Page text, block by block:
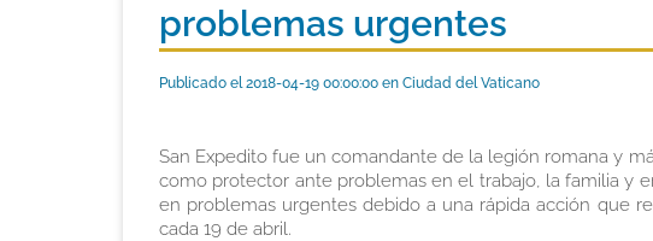
problemas urgentes
Publicado el 2018-04-19 00:00:00 en Ciudad del Vaticano
San Expedito fue un comandante de la legión romana y
como protector ante problemas en el trabajo, la familia y
en problemas urgentes debido a una rápida acción que
cada 19 de abril.